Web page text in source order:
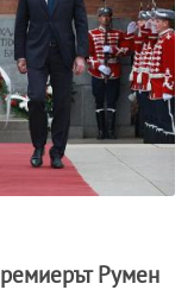
Румен